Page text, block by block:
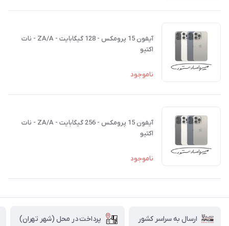
آیفون 15 پرومکس - 128 گیگابایت - ZA/A - نات
اکتیو
ناموجود
آیفون 15 پرومکس - 256 گیگابایت - ZA/A - نات
اکتیو
ناموجود
ارسال به سراسر کشور پرداخت در محل (شهر تهران)